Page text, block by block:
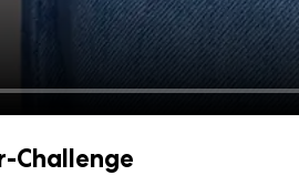
Challenge